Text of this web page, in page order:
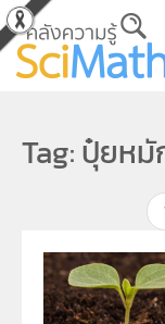
Skip to main
Tag: ปุ๋ยหมั